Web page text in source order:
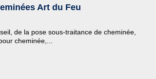
Art du Feu
de la pose sous-traitance de cheminée,
cheminée,...